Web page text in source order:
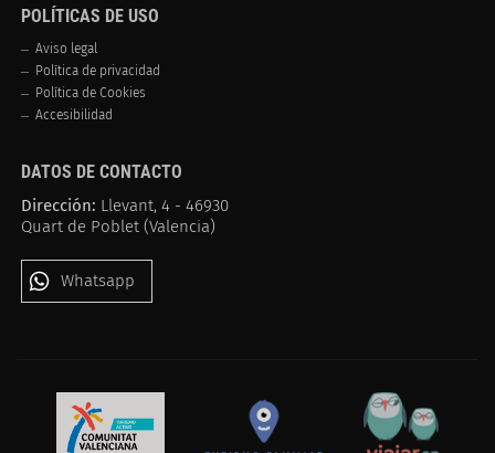
POLÍTICAS DE USO
Aviso legal
Política de privacidad
Política de Cookies
Accesibilidad
DATOS DE CONTACTO
Dirección: Llevant, 4 - 46930
Quart de Poblet (Valencia)
Whatsapp